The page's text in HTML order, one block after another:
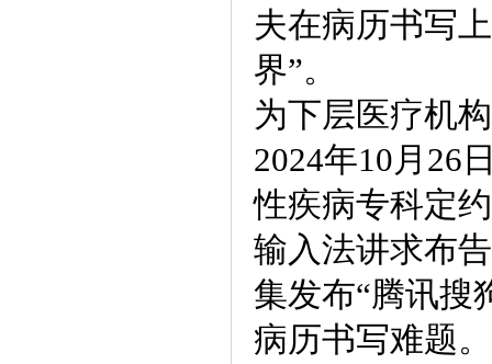
夫在病历书写
界”。
为下层医疗机
2024年10月26
性疾病专科定
输入法讲求布
集发布“腾讯搜
病历书写难题。